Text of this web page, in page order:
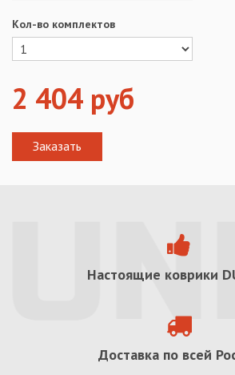
Кол-во комплектов
2 404 руб
Настоящие коврики
Доставка по всей